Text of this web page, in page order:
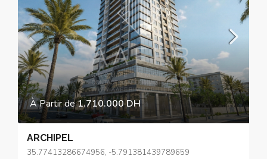
À Partir de1.710.000 DH
ARCHIPEL
35.77413286674956, -5.791381439789659